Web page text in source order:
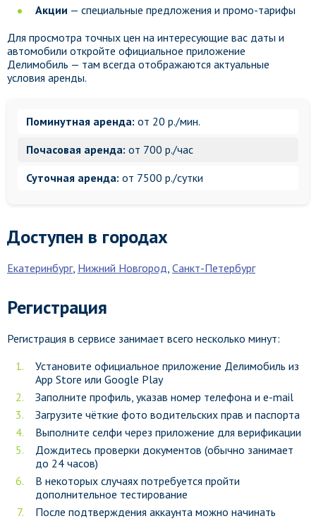
Акции — специальные предложения и промо-тарифы
Для просмотра точных цен на интересующие вас даты и
автомобили откройте официальное приложение
Делимобиль — там всегда отображаются актуальные
условия аренды.
Поминутная аренда: от 20 р./мин.
Почасовая аренда: от 700 р./час
Суточная аренда: от 7500 р./сутки
Доступен в городах
Екатеринбург, Нижний Новгород, Санкт-Петербург
Регистрация
Регистрация в сервисе занимает всего несколько минут:
Установите официальное приложение Делимобиль из
App Store или Google Play
Заполните профиль, указав номер телефона и e-mail
Загрузите чёткие фото водительских прав и паспорта
Выполните селфи через приложение для верификации
Дождитесь проверки документов (обычно занимает
до 24 часов)
В некоторых случаях потребуется пройти
дополнительное тестирование
После подтверждения аккаунта можно начинать